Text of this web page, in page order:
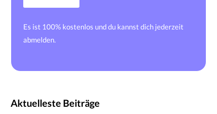
Es ist 100% kostenlos und du kannst dich jederzeit
abmelden.
Aktuelleste Beiträge